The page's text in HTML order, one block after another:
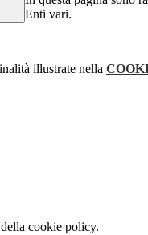
Enti vari.
illustrate nella
cookie policy.